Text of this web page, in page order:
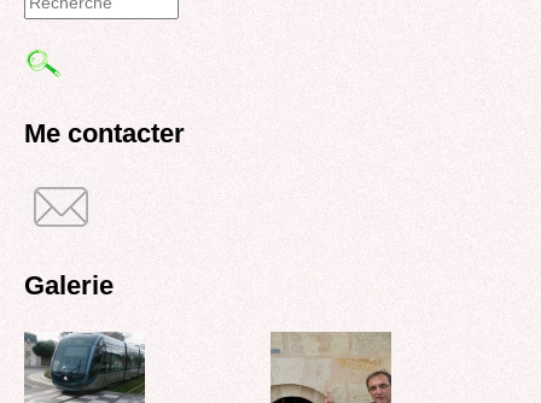
Formulaire
de
Me contacter
Galerie